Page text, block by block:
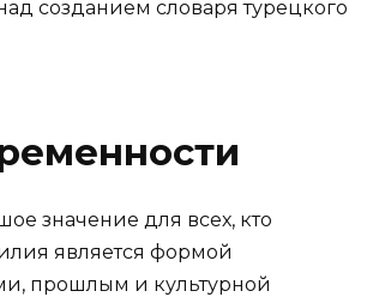
созданием словаря турецкого
значение для всех, кто
является формой
прошлым и культурной